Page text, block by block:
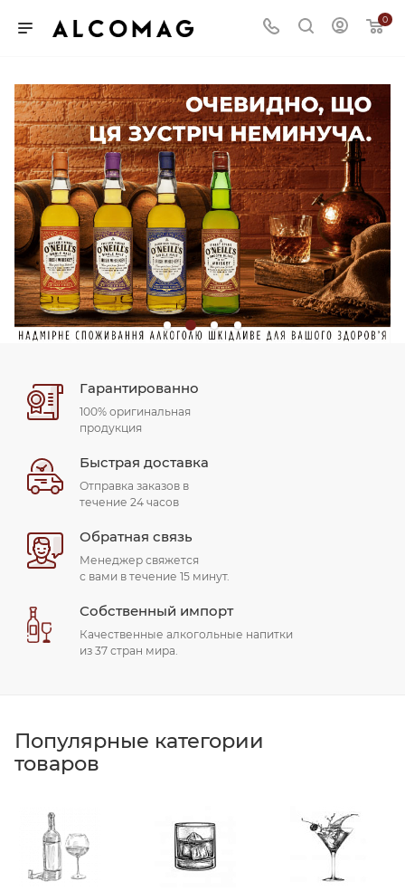
0
Гарантированно
100% оригинальная
продукция
Быстрая доставка
Отправка заказов в
течение 24 часов
Обратная связь
Менеджер свяжется
с вами в течение 15 минут.
Собственный импорт
Качественные алкогольные напитки
из 37 стран мира.
Популярные категории
товаров